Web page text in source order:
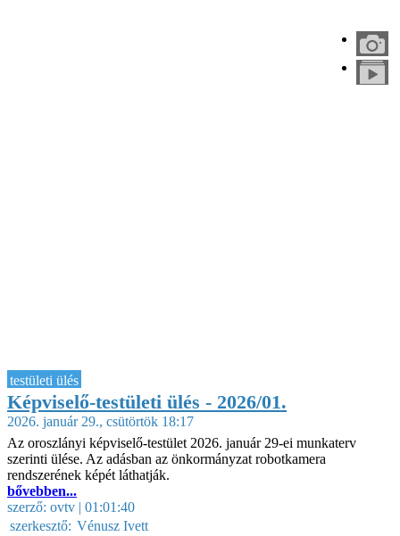
testületi ülés
Képviselő-testületi ülés - 2026/01.
2026. január 29., csütörtök 18:17
Az oroszlányi képviselő-testület 2026. január 29-ei munkaterv
szerinti ülése. Az adásban az önkormányzat robotkamera
rendszerének képét láthatják.
bővebben...
szerző: ovtv | 01:01:40
szerkesztő: Vénusz Ivett